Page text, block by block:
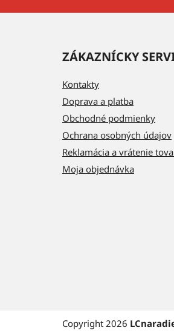
ZÁKAZNÍCKY
Kontakty
Doprava a platba
Obchodné podmienky
Ochrana osobných údajov
Reklamácia a vrátenie
Moja objednávka
Copyright 2026